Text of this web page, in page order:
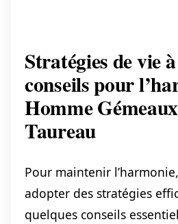
Stratégies de vie
conseils pour
Homme
Taureau
Pour maintenir
adopter des stratégies
quelques conseils